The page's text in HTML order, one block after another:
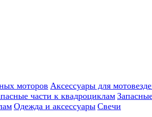
моторов Аксессуары для
части к квадроциклам
Одежда и аксессуары Свечи